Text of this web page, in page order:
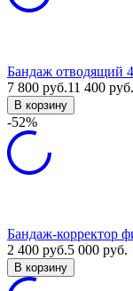
Бандаж отводящий
7 800 руб.11 400 руб.
В корзину
-52%
Бандаж-корректор
2 400 руб.5 000 руб.
В корзину